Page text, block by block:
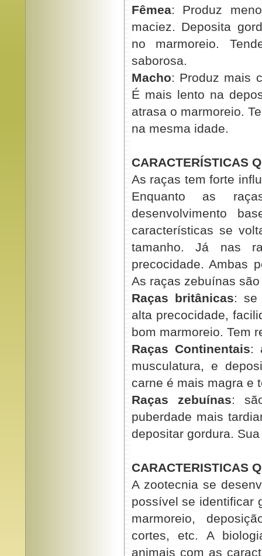
Fêmea: Produz
maciez. Deposita
no marmoreio.
saborosa.
Macho: Produz mais
É mais lento na
atrasa o marmoreio.
na mesma idade.
CARACTERÍSTICAS
As raças tem forte
Enquanto as
desenvolvimento
características se
tamanho. Já nas
precocidade. Ambas
As raças zebuínas
Raças britânicas: se
alta precocidade,
bom marmoreio. Tem
Raças Continentais:
musculatura, e
carne é mais magra e
Raças zebuínas:
puberdade mais
depositar gordura.
CARACTERISTICAS
A zootecnia se
possível se identificar
marmoreio,
cortes, etc. A
animais com as